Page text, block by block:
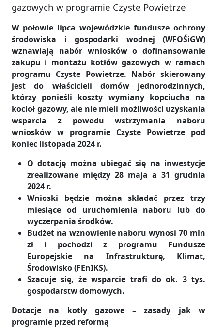
gazowych w programie Czyste Powietrze
W połowie lipca wojewódzkie fundusze ochrony
środowiska i gospodarki wodnej (WFOŚiGW)
wznawiają nabór wniosków o dofinansowanie
zakupu i montażu kotłów gazowych w ramach
programu Czyste Powietrze. Nabór skierowany
jest do właścicieli domów jednorodzinnych,
którzy ponieśli koszty wymiany kopciucha na
kocioł gazowy, ale nie mieli możliwości uzyskania
wsparcia z powodu wstrzymania naboru
wniosków w programie Czyste Powietrze pod
koniec listopada 2024 r.
O dotację można ubiegać się na inwestycje
zrealizowane między 28 maja a 31 grudnia
2024 r.
Wnioski będzie można składać przez trzy
miesiące od uruchomienia naboru lub do
wyczerpania środków.
Budżet na wznowienie naboru wynosi 70 mln
zł i pochodzi z programu Fundusze
Europejskie na Infrastrukturę, Klimat,
Środowisko (FEnIKS).
Szacuje się, że wsparcie trafi do ok. 3 tys.
gospodarstw domowych.
Dotacje na kotły gazowe – zasady jak w
programie przed reformą